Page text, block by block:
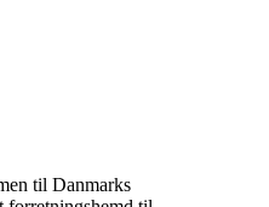
til Danmarks